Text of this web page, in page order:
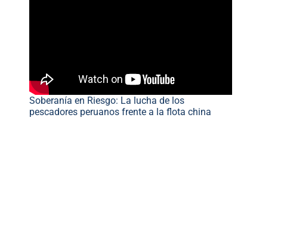
Soberanía en Riesgo: La lucha de los
pescadores peruanos frente a la flota china